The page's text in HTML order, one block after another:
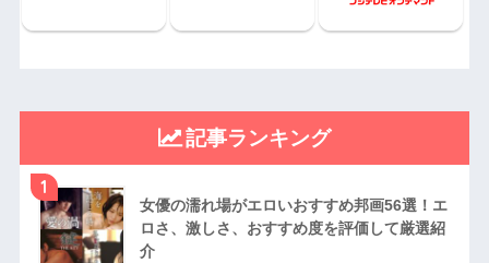
記事ランキング
1
女優の濡れ場がエロいおすすめ邦画56選！エ
ロさ、激しさ、おすすめ度を評価して厳選紹
介